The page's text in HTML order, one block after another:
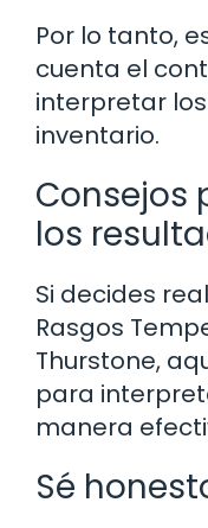
Por lo tanto,
cuenta el
interpretar
inventario.
Consejos
los
Si decides
Rasgos
Thurstone,
para
manera
Sé